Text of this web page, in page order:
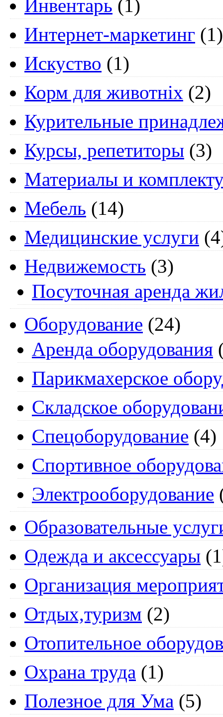
Инвентарь (1)
Интернет-маркетинг (1)
Искуство (1)
Корм для животніх (2)
Курительные
Курсы, репетиторы (3)
Материалы и
Мебель (14)
Медицинские услуги
Недвижемость (3)
Посуточная аренда
Оборудование (24)
Аренда оборудования
Парикмахерское
Складское
Спецоборудование (4)
Спортивное
Электрооборудование
Образовательные
Одежда и аксессуары
Организация
Отдых,туризм (2)
Отопительное
Охрана труда (1)
Полезное для Ума (5)